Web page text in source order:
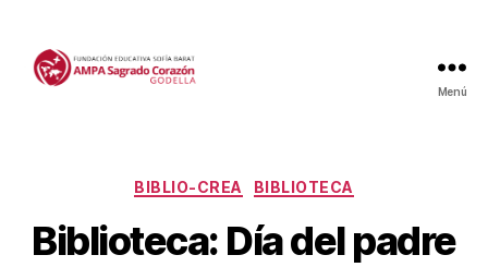
Menú
Categorías
BIBLIO-CREA BIBLIOTECA
Biblioteca: Día del padre